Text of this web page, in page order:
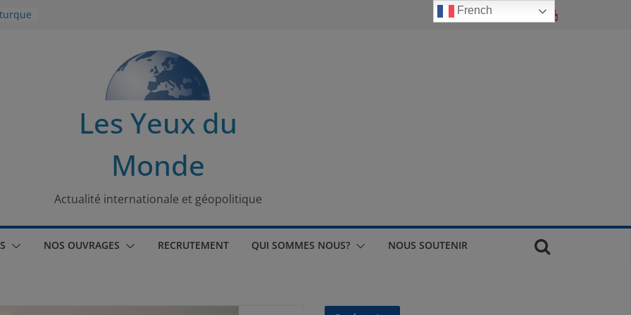
Les Yeux du
Monde
Actualité internationale et géopolitique
NOS OUVRAGES RECRUTEMENT QUI SOMMES NOUS? NOUS SOUTENIR
French